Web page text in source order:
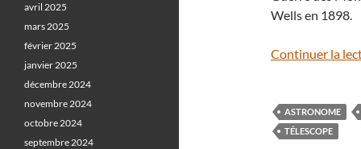
Wells en 1898.
Continuer la
ASTRONOME
TÉLESCOPE
avril 2025
mars 2025
février 2025
janvier 2025
décembre 2024
novembre 2024
octobre 2024
septembre 2024